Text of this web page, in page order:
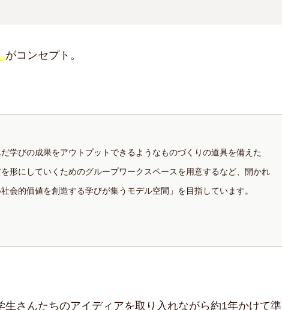
がコンセプト。
学びの成果をアウトプットできるようなものづくりの道具を備えた
形にしていくためのグループワークスペースを用意するなど、開かれ
会的価値を創造する学びが集うモデル空間」を目指しています。
さんたちのアイディアを取り入れながら約1年かけて準